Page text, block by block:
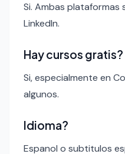
Si. Ambas plataformas
LinkedIn.
Hay cursos gratis?
Si, especialmente en
algunos.
Idioma?
Espanol o subtitulos